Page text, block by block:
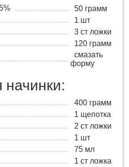
50 грамм
1 шт
3 ст ложки
120 грамм
смазать
форму
начинки:
400 грамм
1 щепотка
2 ст ложки
1 шт
75 мл
1 ст ложка